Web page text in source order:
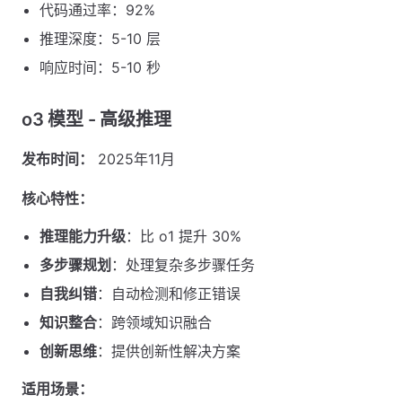
代码通过率：92%
推理深度：5-10 层
响应时间：5-10 秒
o3 模型 - 高级推理
发布时间： 2025年11月
核心特性：
推理能力升级：比 o1 提升 30%
多步骤规划 ：处理复杂多步骤任务
自我纠错：自动检测和修正错误
知识整合：跨领域知识融合
创新思维：提供创新性解决方案
适用场景：